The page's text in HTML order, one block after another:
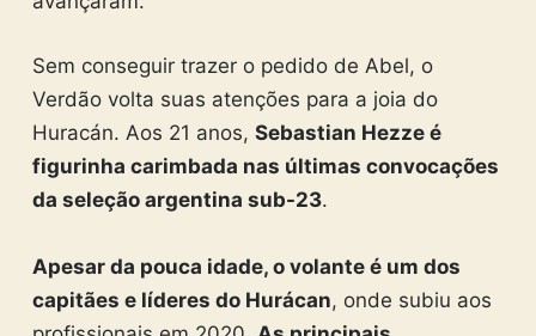
Sem conseguir trazer o pedido de Abel, o
Verdão volta suas atenções para a joia do
Huracán. Aos 21 anos, Sebastian Hezze é
figurinha carimbada nas últimas convocações
da seleção argentina sub-23.
Apesar da pouca idade, o volante é um dos
capitães e líderes do Hurácan, onde subiu aos